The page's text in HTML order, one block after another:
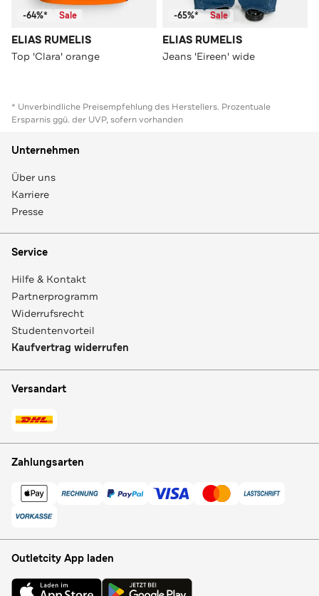
-64%* Sale
ELIAS RUMELIS
Top 'Clara' orange
-65%* Sale
ELIAS RUMELIS
Jeans 'Eireen' wide
* Unverbindliche Preisempfehlung des Herstellers. Prozentuale
Ersparnis ggü. der UVP, sofern vorhanden
Unternehmen
Über uns
Karriere
Presse
Service
Hilfe & Kontakt
Partnerprogramm
Widerrufsrecht
Studentenvorteil
Kaufvertrag widerrufen
Versandart
Zahlungsarten
Outletcity App laden